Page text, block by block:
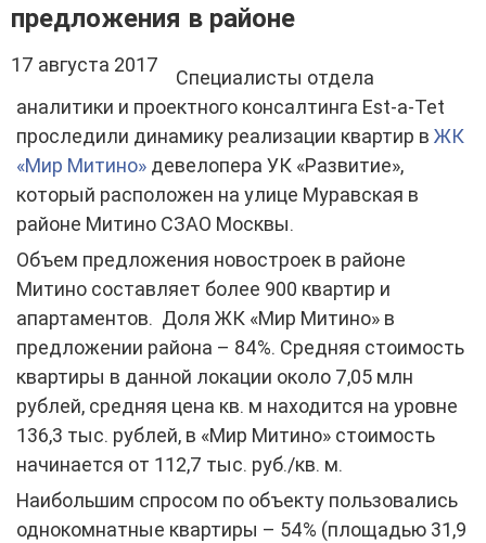
предложения в районе
17 августа 2017
Специалисты отдела
аналитики и проектного консалтинга Est-a-Tet
проследили динамику реализации квартир в ЖК
«Мир Митино» девелопера УК «Развитие»,
который расположен на улице Муравская в
районе Митино СЗАО Москвы.
Объем предложения новостроек в районе
Митино составляет более 900 квартир и
апартаментов. Доля ЖК «Мир Митино» в
предложении района – 84%. Средняя стоимость
квартиры в данной локации около 7,05 млн
рублей, средняя цена кв. м находится на уровне
136,3 тыс. рублей, в «Мир Митино» стоимость
начинается от 112,7 тыс. руб./кв. м.
Наибольшим спросом по объекту пользовались
однокомнатные квартиры – 54% (площадью 31,9